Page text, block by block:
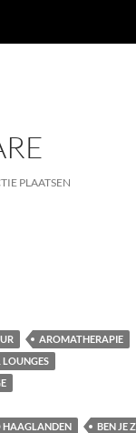
PLAATSEN
AROMATHERAPIE
LOUNGES
HAAGLANDEN
BEN JE